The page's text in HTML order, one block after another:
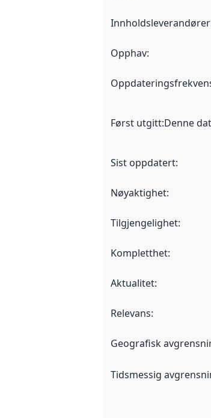
Innholdsleverandører
Opphav:
Først utgitt:Denne
Sist oppdatert:
Nøyaktighet:
Tilgjengelighet:
Kompletthet:
Aktualitet:
Relevans:
Geografisk
Tidsmessig